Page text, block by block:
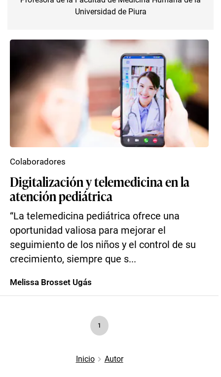
Universidad de Piura
Digitalización y telemedicina en la
atención pediátrica
“La telemedicina pediátrica ofrece una
oportunidad valiosa para mejorar el
seguimiento de los niños y el control de su
crecimiento, siempre que s...
Colaboradores
Melissa Brosset Ugás
1
Inicio Autor